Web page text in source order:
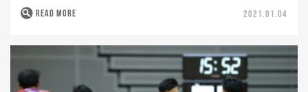
READ MORE 2021.01.04